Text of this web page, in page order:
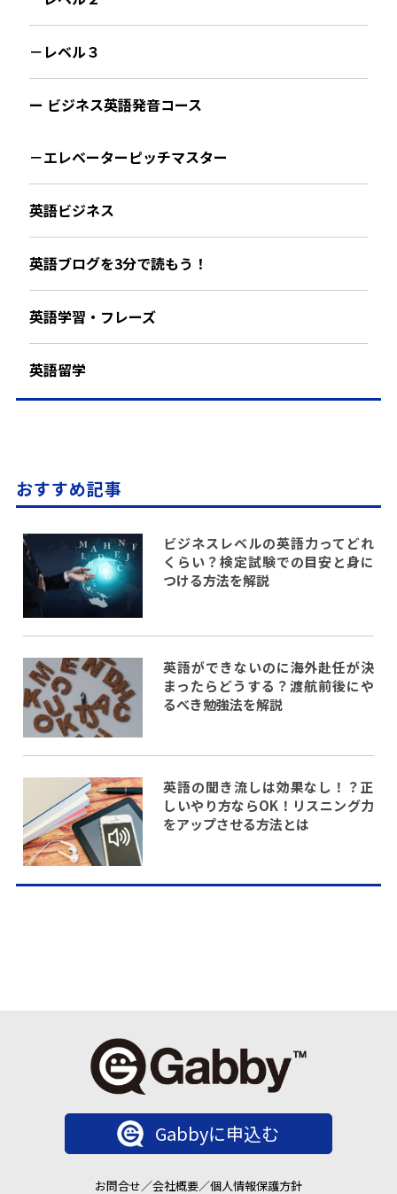
－レベル３
ー ビジネス英語発音コース
－エレベーターピッチマスター
英語ビジネス
英語ブログを3分で読もう！
英語学習・フレーズ
英語留学
おすすめ記事
ビジネスレベルの英語力ってどれ
くらい？検定試験での目安と身に
つける方法を解説
英語ができないのに海外赴任が決
まったらどうする？渡航前後にや
るべき勉強法を解説
英語の聞き流しは効果なし！？正
しいやり方ならOK！リスニング力
をアップさせる方法とは
Gabbyに申込む
お問合せ／会社概要／個人情報保護方針